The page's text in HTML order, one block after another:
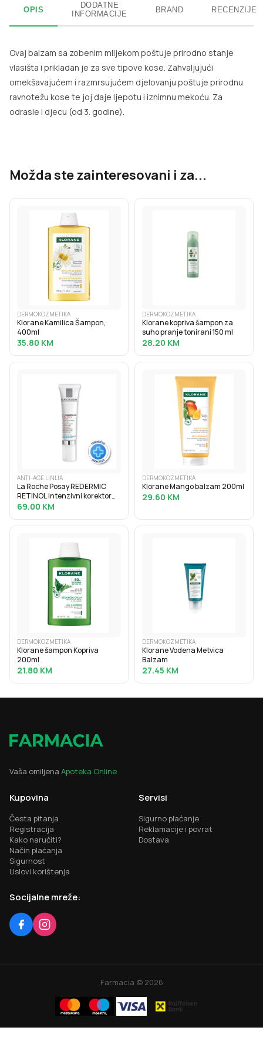
OPIS
DODATNE
INFORMACIJE
BRAND RECENZIJE
Ovaj balzam sa zobenim mlijekom poštuje prirodno stanje
vlasišta i prikladan je za sve tipove kose. Zahvaljujući
omekšavajućem i razmrsujućem djelovanju poštuje prirodnu
ravnotežu kose te joj daje ljepotu i iznimnu mekoću. Za
odrasle i djecu (od 3. godine).
Možda ste zainteresovani i za...
DERMOKOZMETIKA
Klorane Kamilica Šampon,
400ml
35.80 KM
DERMOKOZMETIKA
Klorane kopriva šampon za
suho pranje tonirani 150 ml
28.20 KM
ANTI-AGE LINIJA
La Roche Posay REDERMIC
RETINOL Intenzivni korektor
protiv bora za osjetljivu kožu
69.00 KM
DERMOKOZMETIKA
Klorane Mango balzam 200ml
29.60 KM
DERMOKOZMETIKA
Klorane šampon Kopriva
200ml
21.80 KM
DERMOKOZMETIKA
Klorane Vodena Metvica
Balzam
27.45 KM
Vaša omiljena Apoteka Online
Kupovina
Česta pitanja
Registracija
Kako naručiti?
Način plaćanja
Sigurnost
Uslovi korištenja
Servisi
Sigurno plaćanje
Reklamacije i povrat
Dostava
Socijalne mreže:
Farmacia © 2026